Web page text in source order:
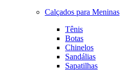
Calçados para Meninas
Tênis
Botas
Chinelos
Sandálias
Sapatilhas